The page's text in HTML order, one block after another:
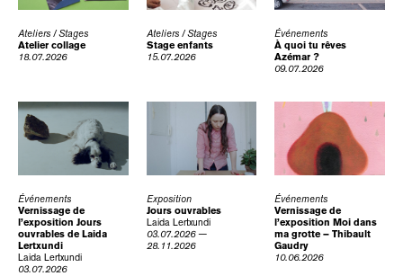
Ateliers / Stages
Atelier collage
18.07.2026
Ateliers / Stages
Stage enfants
15.07.2026
Événements
À quoi tu rêves
Azémar ?
09.07.2026
Événements
Vernissage de
l’exposition Jours
ouvrables de Laida
Lertxundi
Laida Lertxundi
03.07.2026
Exposition
Jours ouvrables
Laida Lertxundi
03.07.2026 —
28.11.2026
Événements
Vernissage de
l’exposition Moi dans
ma grotte – Thibault
Gaudry
10.06.2026